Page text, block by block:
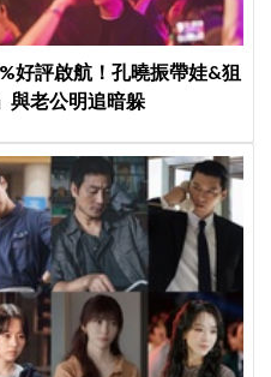
好評啟航！孔曉振帶娃&狙
與老公明追暗躲